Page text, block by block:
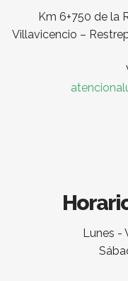
Km 6+750 de la
Villavicencio –
Lunes -